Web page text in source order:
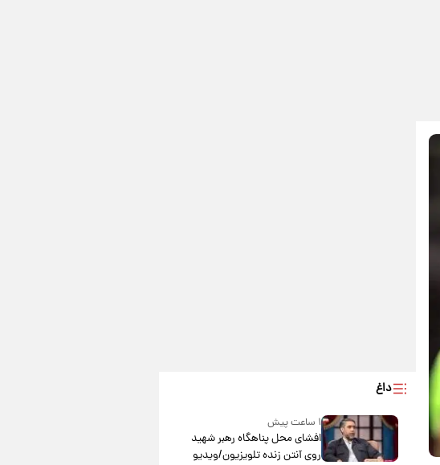
داغ
۱ ساعت پیش
افشای محل پناهگاه‌ رهبر شهید
روی آنتن زنده تلویزیون/ویدیو